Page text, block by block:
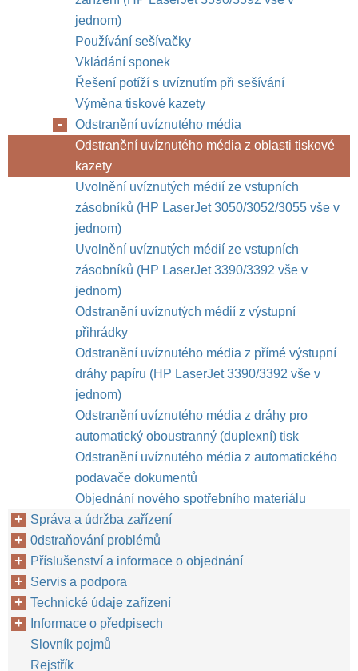
jednom)
Používání sešívačky
Vkládání sponek
Řešení potíží s uvíznutím při sešívání
Výměna tiskové kazety
Odstranění uvíznutého média
Odstranění uvíznutého média z oblasti tiskové
kazety
Uvolnění uvíznutých médií ze vstupních
zásobníků (HP LaserJet 3050/3052/3055 vše v
jednom)
Uvolnění uvíznutých médií ze vstupních
zásobníků (HP LaserJet 3390/3392 vše v
jednom)
Odstranění uvíznutých médií z výstupní
přihrádky
Odstranění uvíznutého média z přímé výstupní
dráhy papíru (HP LaserJet 3390/3392 vše v
jednom)
Odstranění uvíznutého média z dráhy pro
automatický oboustranný (duplexní) tisk
Odstranění uvíznutého média z automatického
podavače dokumentů
Objednání nového spotřebního materiálu
Správa a údržba zařízení
0dstraňování problémů
Příslušenství a informace o objednání
Servis a podpora
Technické údaje zařízení
Informace o předpisech
Slovník pojmů
Rejstřík